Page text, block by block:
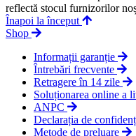
reflectă stocul furnizorilor
Înapoi la început
Shop
Informații garanție
Întrebări frecvente
Retragere în 14 zile
Soluționarea online a
ANPC
Declarația de
Metode de preluare